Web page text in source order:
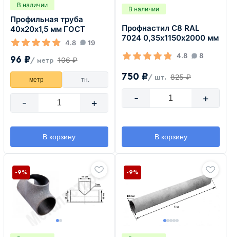
В наличии
Профильная труба
40х20х1,5 мм ГОСТ
4.8 19
96 ₽/ метр 106 ₽
метр тн.
- +
В корзину
В наличии
Профнастил С8 RAL
7024 0,35х1150х2000 мм
4.8 8
750 ₽/ шт. 825 ₽
- +
В корзину
-9% -9%